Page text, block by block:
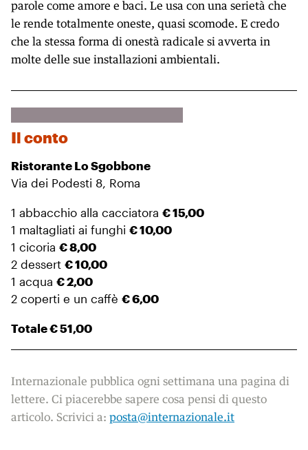
parole come amore e baci. Le usa con una serietà che
le rende totalmente oneste, quasi scomode. E credo
che la stessa forma di onestà radicale si avverta in
molte delle sue installazioni ambientali.
Il conto
Ristorante Lo Sgobbone
Via dei Podesti 8, Roma
1 abbacchio alla cacciatora € 15,00
1 maltagliati ai funghi € 10,00
1 cicoria € 8,00
2 dessert € 10,00
1 acqua € 2,00
2 coperti e un caffè € 6,00
Totale € 51,00
Internazionale pubblica ogni settimana una pagina di
lettere. Ci piacerebbe sapere cosa pensi di questo
articolo. Scrivici a: posta@internazionale.it